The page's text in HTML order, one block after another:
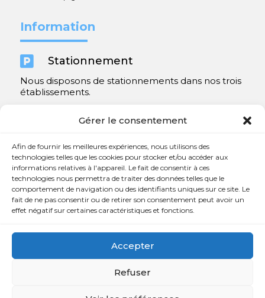
Gérer le consentement
Afin de fournir les meilleures expériences, nous utilisons des
technologies telles que les cookies pour stocker et/ou accéder aux
informations relatives à l'appareil. Le fait de consentir à ces
technologies nous permettra de traiter des données telles que le
comportement de navigation ou des identifiants uniques sur ce site. Le
fait de ne pas consentir ou de retirer son consentement peut avoir un
effet négatif sur certaines caractéristiques et fonctions.
Accepter
Refuser
Information
 Stationnement
Nous disposons de stationnements dans nos trois
établissements.
Contact
 450 654-3342
 info@charlesrajotte.com
765, rue Notre-Dame